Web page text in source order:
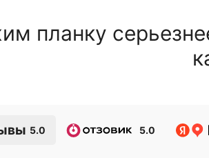
планку
5.0 5.0